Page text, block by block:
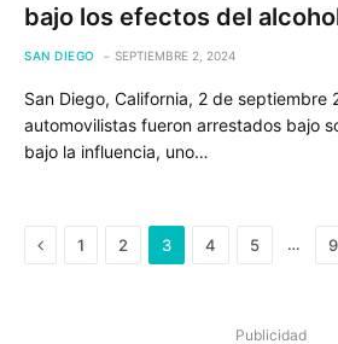
bajo los efectos del
SAN DIEGO SEPTIEMBRE 2, 2024
San Diego, California, 2 de septiembre
automovilistas fueron arrestados bajo
bajo la influencia, uno…
Previous
1 2 3 4 5 … 9
Publicidad